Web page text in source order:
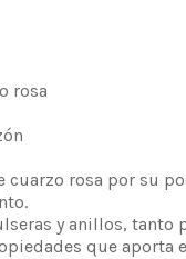
rosa
cuarzo rosa por su
y anillos, tanto
que aporta